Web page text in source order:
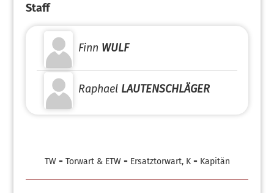
Staff
Finn WULF
Raphael LAUTENSCHLÄGER
TW = Torwart & ETW = Ersatztorwart, K = Kapitän